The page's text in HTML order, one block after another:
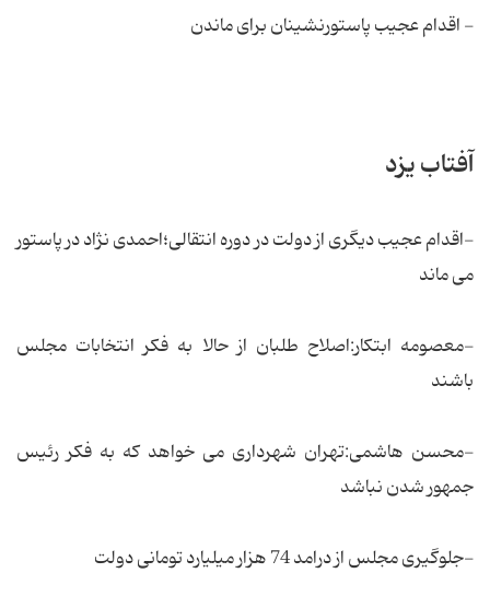
- اقدام‌ عجیب پاستورنشینان برای ماندن
آفتاب یزد
-اقدام عجیب دیگری از دولت در دوره انتقالی؛احمدی نژاد در پاستور
می ماند
-معصومه ابتکار:اصلاح طلبان از حالا به فکر انتخابات مجلس
باشند
-محسن هاشمی:تهران شهرداری می خواهد که به فکر رئیس
جمهور شدن نباشد
-جلوگیری مجلس از درامد 74 هزار میلیارد تومانی دولت